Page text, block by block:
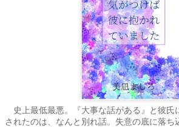
史上最低最悪。『大事な話がある』と彼氏
されたのは、なんと別れ話。失意の底に落ち